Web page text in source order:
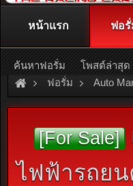
ติดต่อลงโฆษณา
หรืออ่านราย
ฟอรั่ม Auto
Interior & Accessories
[For Sale]
ไฟฟ้ารถยน
หน้าแรก ฟอ
ค้นหาฟอรั่ม โพสต์ล่าสุด